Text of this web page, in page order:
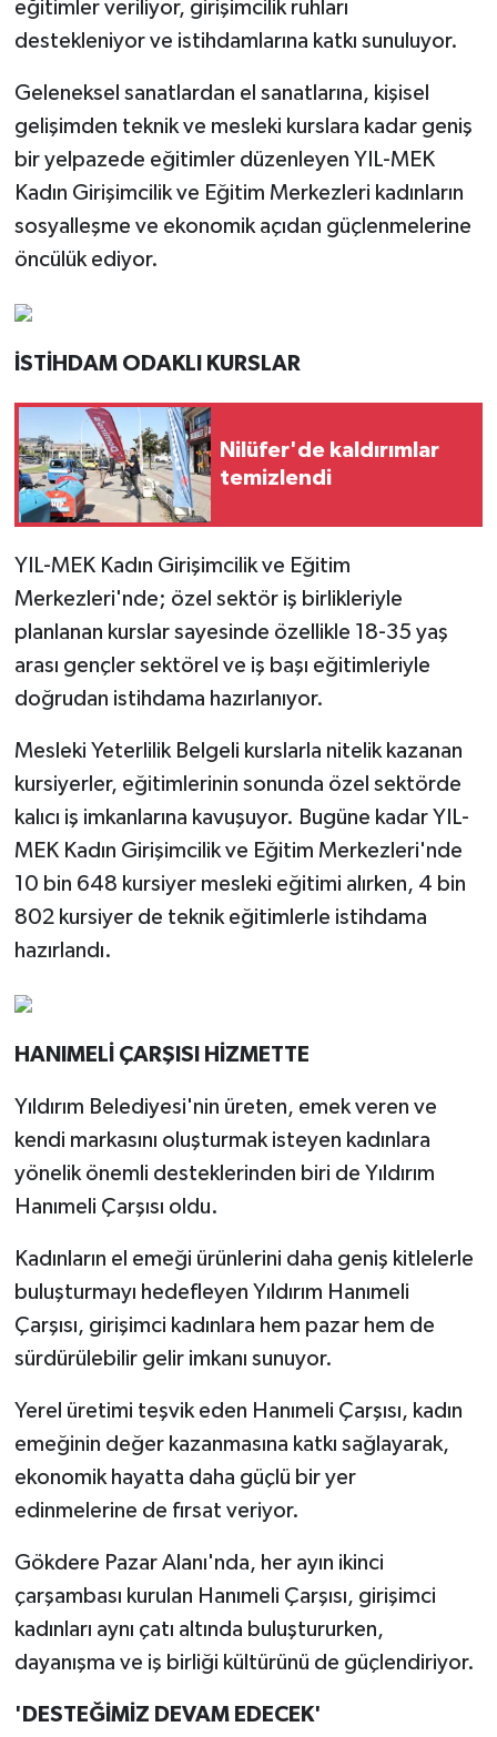
eğitimler veriliyor, girişimcilik ruhları
destekleniyor ve istihdamlarına katkı sunuluyor.
Geleneksel sanatlardan el sanatlarına, kişisel
gelişimden teknik ve mesleki kurslara kadar geniş
bir yelpazede eğitimler düzenleyen YIL-MEK
Kadın Girişimcilik ve Eğitim Merkezleri kadınların
sosyalleşme ve ekonomik açıdan güçlenmelerine
öncülük ediyor.
İSTİHDAM ODAKLI KURSLAR
Nilüfer'de kaldırımlar
temizlendi
YIL-MEK Kadın Girişimcilik ve Eğitim
Merkezleri'nde; özel sektör iş birlikleriyle
planlanan kurslar sayesinde özellikle 18-35 yaş
arası gençler sektörel ve iş başı eğitimleriyle
doğrudan istihdama hazırlanıyor.
Mesleki Yeterlilik Belgeli kurslarla nitelik kazanan
kursiyerler, eğitimlerinin sonunda özel sektörde
kalıcı iş imkanlarına kavuşuyor. Bugüne kadar YIL-
MEK Kadın Girişimcilik ve Eğitim Merkezleri'nde
10 bin 648 kursiyer mesleki eğitimi alırken, 4 bin
802 kursiyer de teknik eğitimlerle istihdama
hazırlandı.
HANIMELİ ÇARŞISI HİZMETTE
Yıldırım Belediyesi'nin üreten, emek veren ve
kendi markasını oluşturmak isteyen kadınlara
yönelik önemli desteklerinden biri de Yıldırım
Hanımeli Çarşısı oldu.
Kadınların el emeği ürünlerini daha geniş kitlelerle
buluşturmayı hedefleyen Yıldırım Hanımeli
Çarşısı, girişimci kadınlara hem pazar hem de
sürdürülebilir gelir imkanı sunuyor.
Yerel üretimi teşvik eden Hanımeli Çarşısı, kadın
emeğinin değer kazanmasına katkı sağlayarak,
ekonomik hayatta daha güçlü bir yer
edinmelerine de fırsat veriyor.
Gökdere Pazar Alanı'nda, her ayın ikinci
çarşambası kurulan Hanımeli Çarşısı, girişimci
kadınları aynı çatı altında buluştururken,
dayanışma ve iş birliği kültürünü de güçlendiriyor.
'DESTEĞİMİZ DEVAM EDECEK'